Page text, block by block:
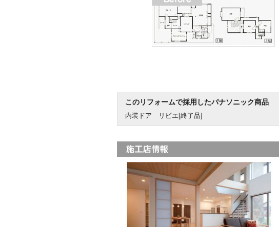
このリフォームで採用したパナソニック商品
内装ドア リビエ[終了品]